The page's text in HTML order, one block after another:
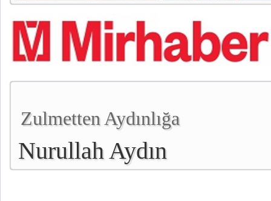
Zulmetten Aydınlığa
Nurullah Aydın